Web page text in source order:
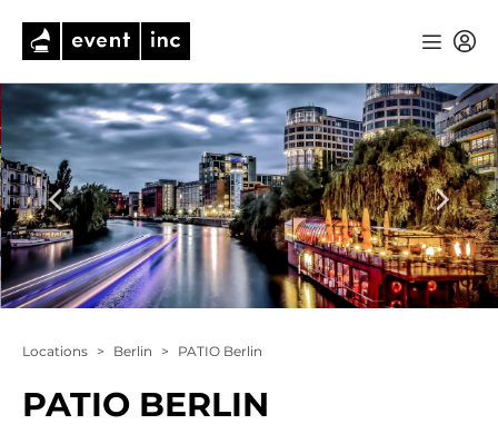
Locations > Berlin > PATIO Berlin
PATIO BERLIN